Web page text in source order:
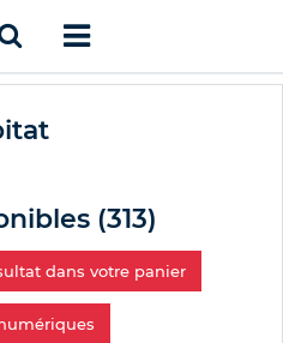
(313)
dans votre panier